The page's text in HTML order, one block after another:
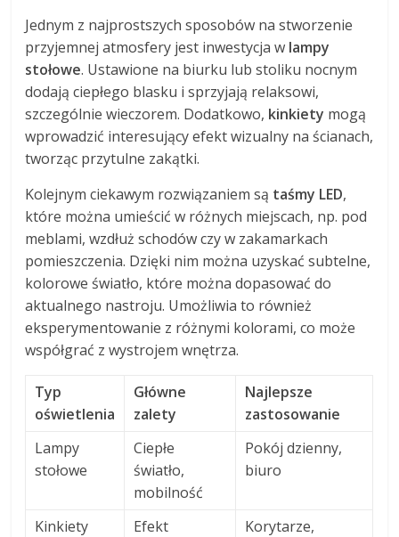
Jednym z najprostszych sposobów na stworzenie
przyjemnej atmosfery jest inwestycja w lampy
stołowe. Ustawione na biurku lub stoliku nocnym
dodają ciepłego blasku i sprzyjają relaksowi,
szczególnie wieczorem. Dodatkowo, kinkiety mogą
wprowadzić interesujący efekt wizualny na ścianach,
tworząc przytulne zakątki.
Kolejnym ciekawym rozwiązaniem są taśmy LED,
które można umieścić w różnych miejscach, np. pod
meblami, wzdłuż schodów czy w zakamarkach
pomieszczenia. Dzięki nim można uzyskać subtelne,
kolorowe światło, które można dopasować do
aktualnego nastroju. Umożliwia to również
eksperymentowanie z różnymi kolorami, co może
współgrać z wystrojem wnętrza.
Typ
oświetlenia
Główne
zalety
Najlepsze
zastosowanie
Lampy
stołowe
Ciepłe
światło,
mobilność
Pokój dzienny,
biuro
Kinkiety
Efekt
Korytarze,